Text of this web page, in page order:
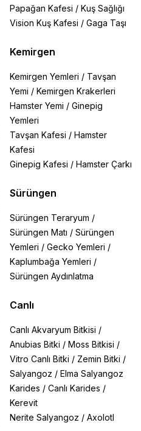
Papağan Kafesi / Kuş Sağlığı
Vision Kuş Kafesi / Gaga Taşı
Kemirgen
Kemirgen Yemleri / Tavşan
Yemi / Kemirgen Krakerleri
Hamster Yemi / Ginepig
Yemleri
Tavşan Kafesi / Hamster
Kafesi
Ginepig Kafesi / Hamster Çarkı
Sürüngen
Sürüngen Teraryum /
Sürüngen Matı / Sürüngen
Yemleri / Gecko Yemleri /
Kaplumbağa Yemleri /
Sürüngen Aydınlatma
Canlı
Canlı Akvaryum Bitkisi /
Anubias Bitki / Moss Bitkisi /
Vitro Canlı Bitki / Zemin Bitki /
Salyangoz / Elma Salyangoz
Karides / Canlı Karides /
Kerevit
Nerite Salyangoz / Axolotl